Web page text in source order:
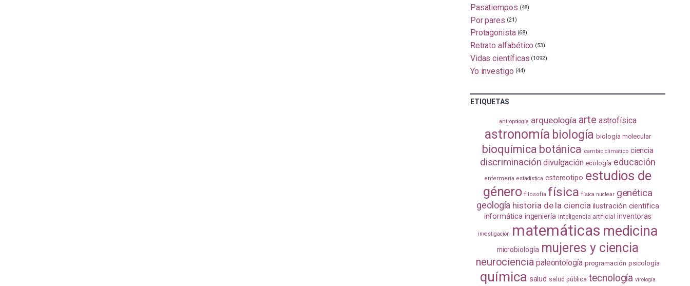
Pasatiempos (48)
Por pares (21)
Protagonista (68)
Retrato alfabético (53)
Vidas científicas (1092)
Yo investigo (44)
ETIQUETAS
antropología arqueología arte astrofísica
astronomía biología biología molecular
bioquímica botánica cambio climático ciencia
discriminación divulgación ecología educación
enfermería estadistica estereotipo estudios de
género filosofía física física nuclear genética
geología historia de la ciencia ilustración científica
informática ingeniería inteligencia artificial inventoras
investigación matemáticas medicina
microbiología mujeres y ciencia
neurociencia paleontología programación psicología
química salud salud pública tecnología virología